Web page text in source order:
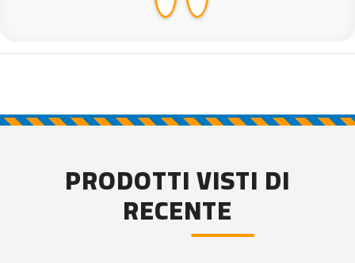
PRODOTTI VISTI DI
RECENTE